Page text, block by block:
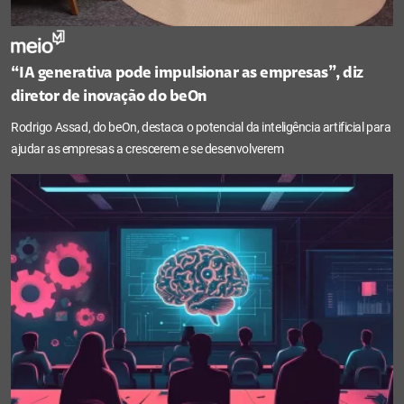
“IA generativa pode impulsionar as empresas”, diz
diretor de inovação do beOn
Rodrigo Assad, do beOn, destaca o potencial da inteligência artificial para
ajudar as empresas a crescerem e se desenvolverem